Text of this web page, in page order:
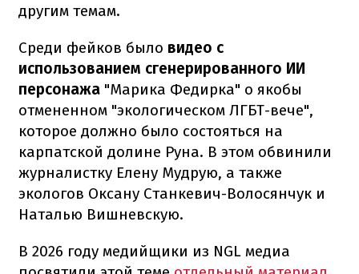
другим темам.
Среди фейков было видео с
использованием сгенерированного ИИ
персонажа "Марика Федирка" о якобы
отмененном "экологическом ЛГБТ-вече",
которое должно было состояться на
карпатской долине Руна. В этом обвинили
журналистку Елену Мудрую, а также
экологов Оксану Станкевич-Волосянчук и
Наталью Вишневскую.
В 2026 году медийщики из NGL медиа